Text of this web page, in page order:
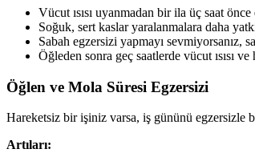
Vücut ısısı uyanmadan bir ila üç saat
Soğuk, sert kaslar yaralanmalara daha
Sabah egzersizi yapmayı sevmiyorsanız,
Öğleden sonra geç saatlerde vücut ısısı
Öğlen ve Mola Süresi Egzersizi
Hareketsiz bir işiniz varsa, iş gününü
Artıları: